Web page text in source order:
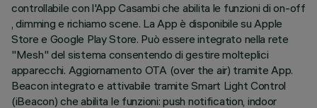
controllabile con l'App Casambi che abilita le funzioni di on-off
, dimming e richiamo scene. La App è disponibile su Apple
Store e Google Play Store. Può essere integrato nella rete
"Mesh" del sistema consentendo di gestire molteplici
apparecchi. Aggiornamento OTA (over the air) tramite App.
Beacon integrato e attivabile tramite Smart Light Control
(iBeacon) che abilita le funzioni: push notification, indoor